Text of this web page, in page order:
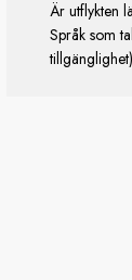
Är utflykten
Språk som